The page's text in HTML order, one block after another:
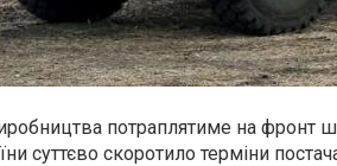
потраплятиме на
суттєво скоротило терміни